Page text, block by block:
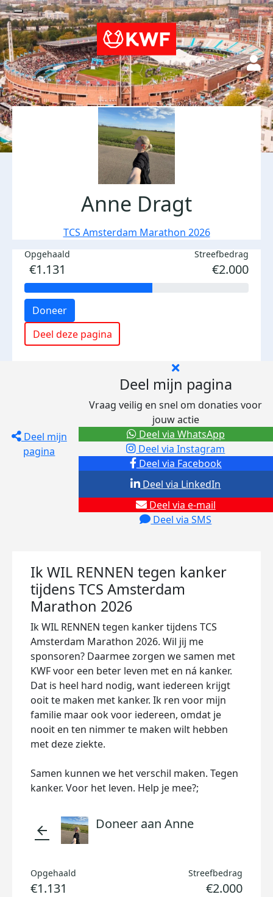
Anne Dragt
TCS Amsterdam Marathon 2026
Opgehaald
€1.131
Streefbedrag
€2.000
Doneer
Deel deze pagina
Deel mijn
pagina
Deel mijn pagina
Vraag veilig en snel om donaties voor
jouw actie
Deel via Facebook
Deel via Instagram
Deel via e-mail
Deel via SMS
Deel via LinkedIn
Deel via WhatsApp
Ik WIL RENNEN tegen kanker
tijdens TCS Amsterdam
Marathon 2026
Ik WIL RENNEN tegen kanker tijdens TCS
Amsterdam Marathon 2026. Wil jij me
sponsoren? Daarmee zorgen we samen met
KWF voor een beter leven met en ná kanker.
Dat is heel hard nodig, want iedereen krijgt
ooit te maken met kanker. Ik ren voor mijn
familie maar ook voor iedereen, omdat je
nooit en ten nimmer te maken wilt hebben
met deze ziekte.
Samen kunnen we het verschil maken. Tegen
kanker. Voor het leven. Help je mee?;
arrow_back Doneer aan Anne
Opgehaald
€1.131
Streefbedrag
€2.000